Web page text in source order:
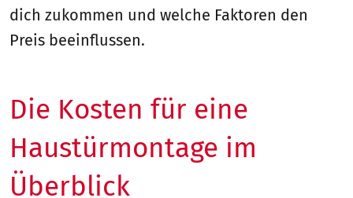
dich zukommen und welche Faktoren den
Preis beeinflussen.
Die Kosten für eine
Haustürmontage im
Überblick